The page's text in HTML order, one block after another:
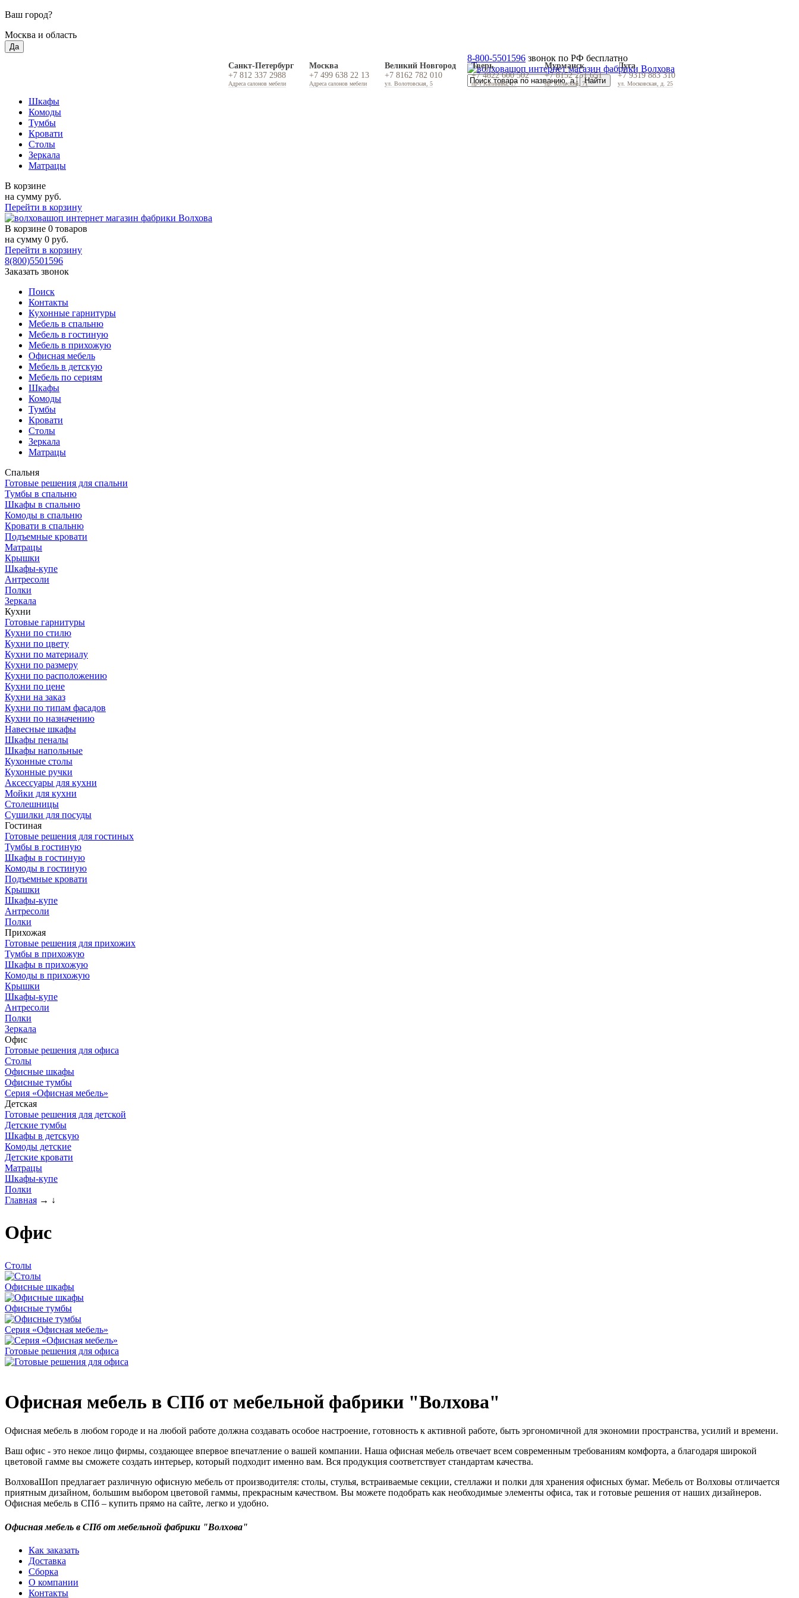
Ваш город?
Москва и область
Да
Санкт-Петербург
+7 812 337 2988
Адреса салонов мебели
Москва
+7 499 638 22 13
Адреса салонов мебели
Великий Новгород
+7 8162 782 010
ул. Волотовская, 5
Тверь
+7 4822 600 502
пр-т Калинина, 17
Мурманск
+7 8152 251 651
пр. Кольский, 71
Луга
+7 9319 883 310
ул. Московская, д. 25
8-800-5501596 звонок по РФ бесплатно
Шкафы
Комоды
Тумбы
Кровати
Столы
Зеркала
Матрацы
В корзине
на сумму руб.
Перейти в корзину
В корзине 0 товаров
на сумму 0 руб.
Перейти в корзину
8(800)5501596
Заказать звонок
Поиск
Контакты
Кухонные гарнитуры
Мебель в спальню
Мебель в гостиную
Мебель в прихожую
Офисная мебель
Мебель в детскую
Мебель по сериям
Шкафы
Комоды
Тумбы
Кровати
Столы
Зеркала
Матрацы
Спальня
Готовые решения для спальни
Тумбы в спальню
Шкафы в спальню
Комоды в спальню
Кровати в спальню
Подъемные кровати
Матрацы
Крышки
Шкафы-купе
Антресоли
Полки
Зеркала
Кухни
Готовые гарнитуры
Кухни по стилю
Кухни по цвету
Кухни по материалу
Кухни по размеру
Кухни по расположению
Кухни по цене
Кухни на заказ
Кухни по типам фасадов
Кухни по назначению
Навесные шкафы
Шкафы пеналы
Шкафы напольные
Кухонные столы
Кухонные ручки
Аксессуары для кухни
Мойки для кухни
Столешницы
Сушилки для посуды
Гостиная
Готовые решения для гостиных
Тумбы в гостиную
Шкафы в гостиную
Комоды в гостиную
Подъемные кровати
Крышки
Шкафы-купе
Антресоли
Полки
Прихожая
Готовые решения для прихожих
Тумбы в прихожую
Шкафы в прихожую
Комоды в прихожую
Крышки
Шкафы-купе
Антресоли
Полки
Зеркала
Офис
Готовые решения для офиса
Столы
Офисные шкафы
Офисные тумбы
Серия «Офисная мебель»
Детская
Готовые решения для детской
Детские тумбы
Шкафы в детскую
Комоды детские
Детские кровати
Матрацы
Шкафы-купе
Полки
Главная → ↓
Офис
Столы
Офисные шкафы
Офисные тумбы
Серия «Офисная мебель»
Готовые решения для офиса
Офисная мебель в СПб от мебельной фабрики "Волхова"
Офисная мебель в любом городе и на любой работе должна создавать особое настроение, готовность к активной работе, быть эргономичной для экономии пространства, усилий и времени.
Ваш офис - это некое лицо фирмы, создающее впервое впечатление о вашей компании. Наша офисная мебель отвечает всем современным требованиям комфорта, а благодаря широкой
цветовой гамме вы сможете создать интерьер, который подходит именно вам. Вся продукция соответствует стандартам качества.
ВолховаШоп предлагает различную офисную мебель от производителя: столы, стулья, встраиваемые секции, стеллажи и полки для хранения офисных бумаг. Мебель от Волховы отличается
приятным дизайном, большим выбором цветовой гаммы, прекрасным качеством. Вы можете подобрать как необходимые элементы офиса, так и готовые решения от наших дизайнеров.
Офисная мебель в СПб – купить прямо на сайте, легко и удобно.
Офисная мебель в СПб от мебельной фабрики "Волхова"
Как заказать
Доставка
Сборка
О компании
Контакты